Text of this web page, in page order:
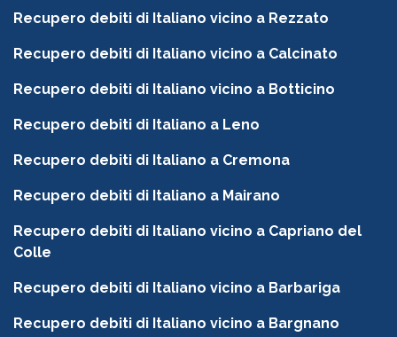
Recupero debiti di Italiano vicino a Rezzato
Recupero debiti di Italiano vicino a Calcinato
Recupero debiti di Italiano vicino a Botticino
Recupero debiti di Italiano a Leno
Recupero debiti di Italiano a Cremona
Recupero debiti di Italiano a Mairano
Recupero debiti di Italiano vicino a Capriano del
Colle
Recupero debiti di Italiano vicino a Barbariga
Recupero debiti di Italiano vicino a Bargnano